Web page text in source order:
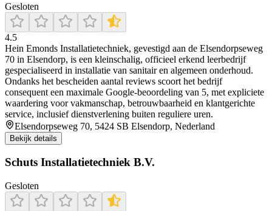
Gesloten
4.5
Hein Emonds Installatietechniek, gevestigd aan de Elsendorpseweg
70 in Elsendorp, is een kleinschalig, officieel erkend leerbedrijf
gespecialiseerd in installatie van sanitair en algemeen onderhoud.
Ondanks het bescheiden aantal reviews scoort het bedrijf
consequent een maximale Google-beoordeling van 5, met expliciete
waardering voor vakmanschap, betrouwbaarheid en klantgerichte
service, inclusief dienstverlening buiten reguliere uren.
Elsendorpseweg 70, 5424 SB Elsendorp, Nederland
Bekijk details
Schuts Installatietechniek B.V.
Gesloten